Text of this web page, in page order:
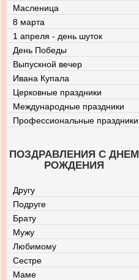
Масленица
8 марта
1 апреля - день шуток
День Победы
Выпускной вечер
Ивана Купала
Церковные праздники
Международные праздники
Профессиональные праздники
ПОЗДРАВЛЕНИЯ С ДНЕМ
РОЖДЕНИЯ
Другу
Подруге
Брату
Мужу
Любимому
Сестре
Маме